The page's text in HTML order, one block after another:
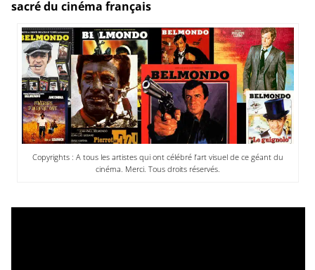
sacré du cinéma français
Copyrights : A tous les artistes qui ont célébré l’art visuel de ce géant du
cinéma. Merci. Tous droits réservés.